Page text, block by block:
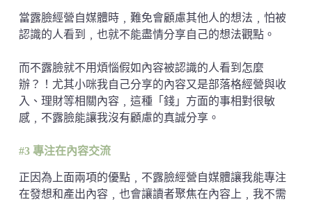
當露臉經營自媒體時﹐難免會顧慮其他人的想法﹐怕被
認識的人看到﹐也就不能盡情分享自己的想法觀點。
而不露臉就不用煩惱假如內容被認識的人看到怎麼
辦？！尤其小咪我自己分享的內容又是部落格經營與收
入、理財等相關內容﹐這種「錢」方面的事相對很敏
感﹐不露臉能讓我沒有顧慮的真誠分享。
#3 專注在內容交流
正因為上面兩項的優點﹐不露臉經營自媒體讓我能專注
在發想和產出內容﹐也會讓讀者聚焦在內容上﹐我不需